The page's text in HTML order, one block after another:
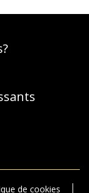
de cookies